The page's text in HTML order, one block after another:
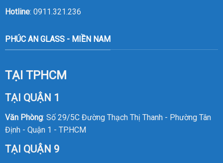
Hotline: 0911.321.236
PHÚC AN GLASS - MIỀN NAM
TẠI TPHCM
TẠI QUẬN 1
Văn Phòng: Số 29/5C Đường Thạch Thị Thanh - Phường Tân
Định - Quận 1 - TP.HCM
TẠI QUẬN 9